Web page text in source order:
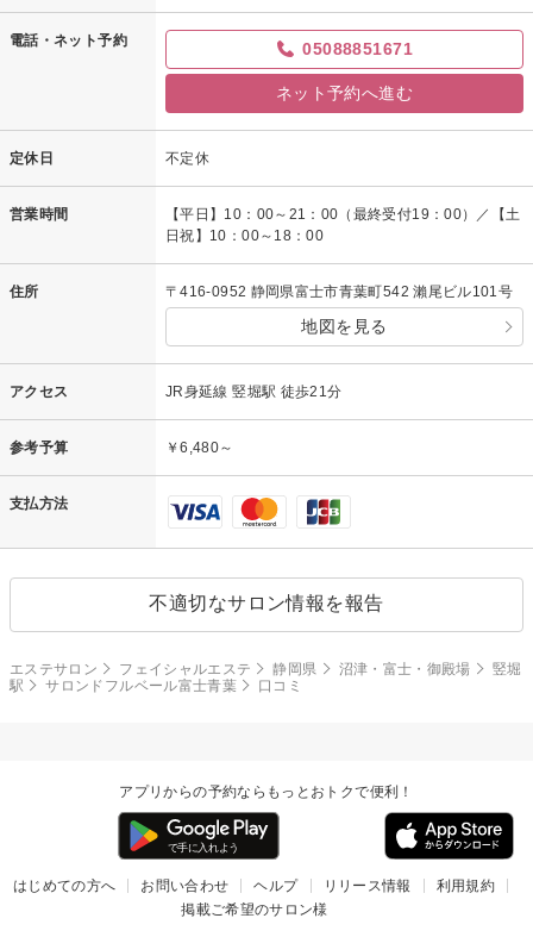
電話・ネット予約 05088851671
ネット予約へ進む
定休日 不定休
営業時間
【平日】10：00～21：00（最終受付19：00）／【土
日祝】10：00～18：00
住所 〒416-0952 静岡県富士市青葉町542 瀨尾ビル101号
地図を見る
アクセス JR身延線 竪堀駅 徒歩21分
参考予算 ￥6,480～
支払方法
不適切なサロン情報を報告
エステサロン フェイシャルエステ 静岡県 沼津・富士・御殿場
竪堀
駅
サロンドフルベール富士青葉 口コミ
アプリからの予約ならもっとおトクで便利！
はじめての方へ お問い合わせ ヘルプ リリース情報
利用規約
掲載ご希望のサロン様